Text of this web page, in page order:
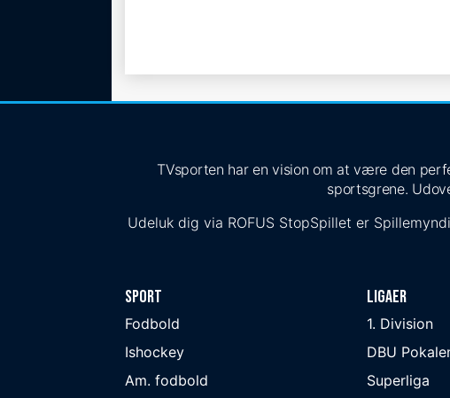
TVsporten har en vision om at være den
sportsgrene.
Udeluk dig via ROFUS StopSpillet er
Sport
Fodbold
Ishockey
Am. fodbold
Ligaer
1. Division
DBU
Superliga